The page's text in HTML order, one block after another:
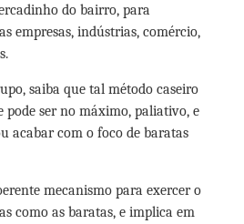
do bairro, para
empresas, indústrias, comércio,
saiba que tal método caseiro
pode ser no máximo, paliativo, e
acabar com o foco de baratas
mecanismo para exercer o
como as baratas, e implica em